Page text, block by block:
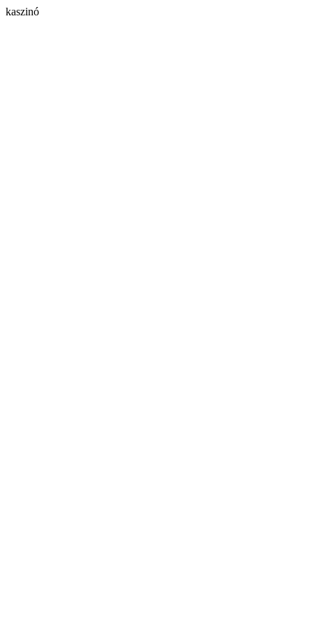
kaszinó